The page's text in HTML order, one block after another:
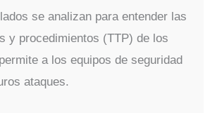
se analizan para entender las
y procedimientos (TTP) de los
a los equipos de seguridad
ataques.